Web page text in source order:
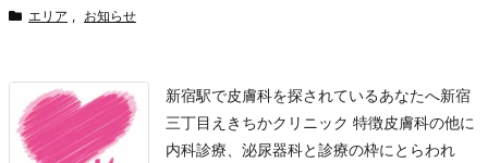
エリア , お知らせ
新宿駅で皮膚科を探されているあなたへ新宿
三丁目えきちかクリニック 特徴皮膚科の他に
内科診療、泌尿器科と診療の枠にとらわれ